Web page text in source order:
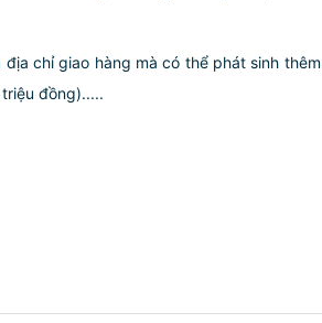
chỉ giao hàng mà có thể phát sinh
đồng).....